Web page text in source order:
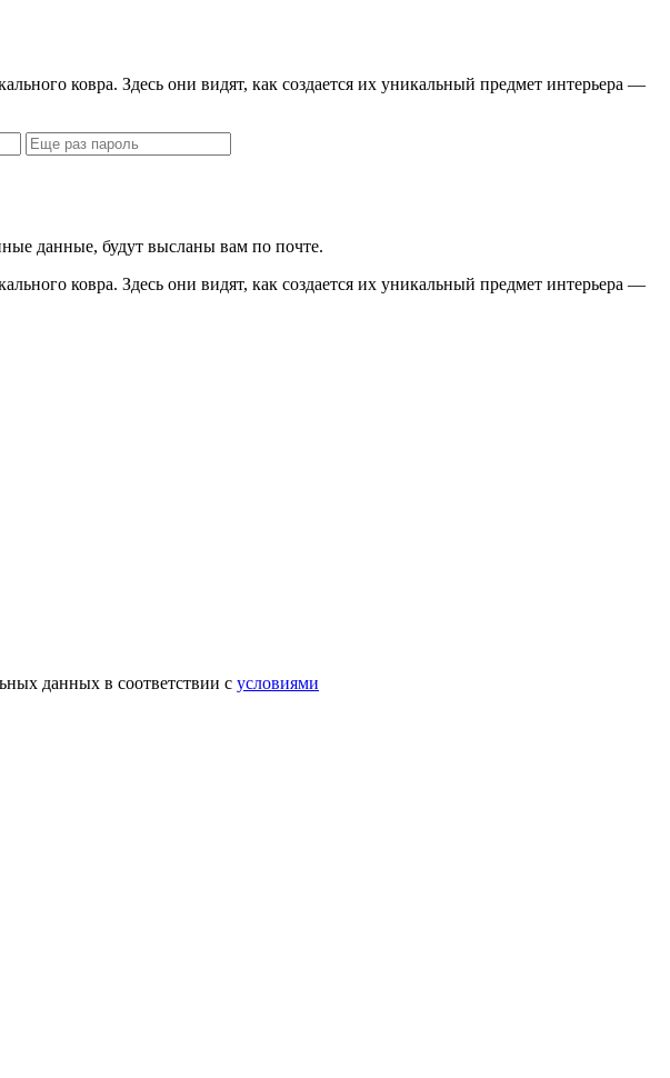
ковра. Здесь они видят, как создается их уникальный предмет интерьера —
данные, будут высланы вам по почте.
ковра. Здесь они видят, как создается их уникальный предмет интерьера —
данных в соответствии с условиями